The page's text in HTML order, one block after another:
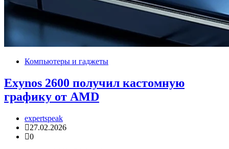
Компьютеры и гаджеты
Exynos 2600 получил кастомную
графику от AMD
expertspeak
27.02.2026
0